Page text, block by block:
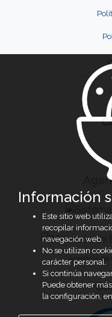
Agencia de
Información
Este sitio web
recopilar
navegación web.
No se utilizan
carácter personal.
Si continúa
Puede obtener
la configuración,